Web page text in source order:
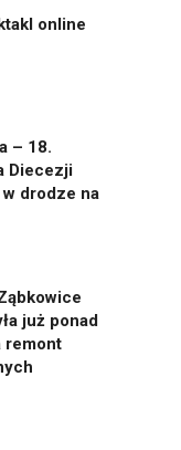
online
– 18.
Diecezji
drodze na
już ponad
remont